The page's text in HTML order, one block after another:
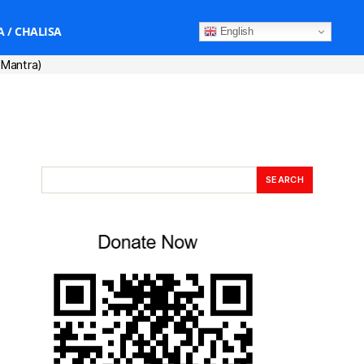
/ CHALISA English
Mantra)
SEARCH